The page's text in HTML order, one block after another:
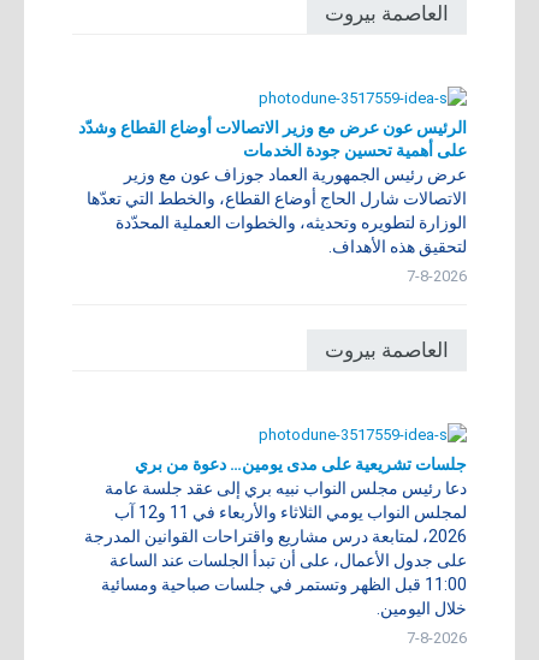
العاصمة بيروت
الرئيس عون عرض مع وزير الاتصالات أوضاع القطاع وشدّد
على أهمية تحسين جودة الخدمات
عرض رئيس الجمهورية العماد جوزاف عون مع وزير
الاتصالات شارل الحاج أوضاع القطاع، والخطط التي تعدّها
الوزارة لتطويره وتحديثه، والخطوات العملية المحدّدة
لتحقيق هذه الأهداف.
7-8-2026
العاصمة بيروت
جلسات تشريعية على مدى يومين… دعوة من بري
دعا رئيس مجلس النواب نبيه بري إلى عقد جلسة عامة
لمجلس النواب يومي الثلاثاء والأربعاء في 11 و12 آب
2026، لمتابعة درس مشاريع واقتراحات القوانين المدرجة
على جدول الأعمال، على أن تبدأ الجلسات عند الساعة
11:00 قبل الظهر وتستمر في جلسات صباحية ومسائية
خلال اليومين.
7-8-2026